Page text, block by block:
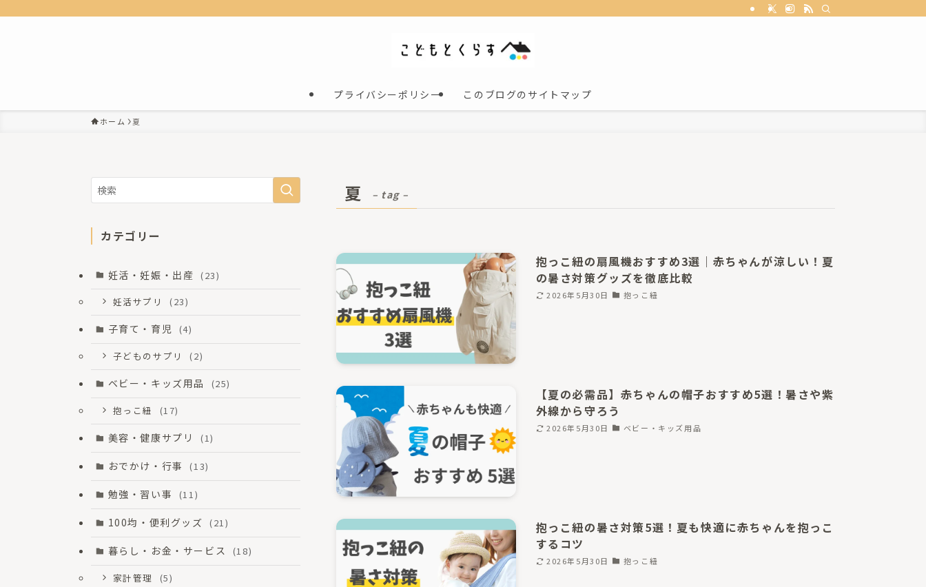
プライバシーポリシー このブログのサイトマップ
ホーム 夏
夏 – tag –
抱っこ紐の扇風機おすすめ3選｜赤ちゃんが涼しい！夏
の暑さ対策グッズを徹底比較
2026年5月30日 抱っこ紐
【夏の必需品】赤ちゃんの帽子おすすめ5選！暑さや紫
外線から守ろう
2026年5月30日 ベビー・キッズ用品
抱っこ紐の暑さ対策5選！夏も快適に赤ちゃんを抱っこ
するコツ
2026年5月30日 抱っこ紐
カテゴリー
妊活・妊娠・出産 (23)
妊活サプリ (23)
子育て・育児 (4)
子どものサプリ (2)
ベビー・キッズ用品 (25)
抱っこ紐 (17)
美容・健康サプリ (1)
おでかけ・行事 (13)
勉強・習い事 (11)
100均・便利グッズ (21)
暮らし・お金・サービス (18)
家計管理
(5)